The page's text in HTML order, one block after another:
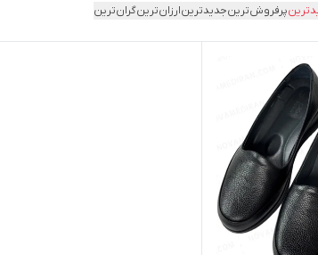
پرفروش‌ترینجدیدترینارزان‌ترینگران‌ترین